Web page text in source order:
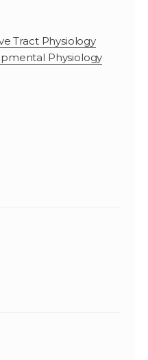
Tract Physiology
Physiology